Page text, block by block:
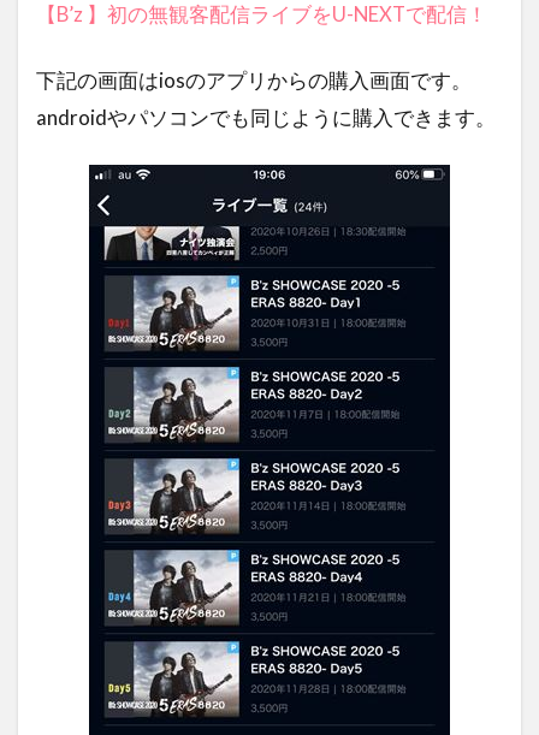
【B’z 】初の無観客配信ライブをU-NEXTで配信！
下記の画面はiosのアプリからの購入画面です。
androidやパソコンでも同じように購入できます。